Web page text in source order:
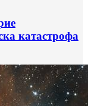
катастрофа